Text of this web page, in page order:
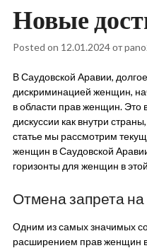
Новые
Posted on 12.01.2024от
В Саудовской Аравии,
дискриминацией женщин,
в области прав женщин. Это
дискуссии как внутри
статье мы рассмотрим
женщин в Саудовской
горизонты для женщин в
Отмена запрета
Одним из самых значимых
расширением прав женщин